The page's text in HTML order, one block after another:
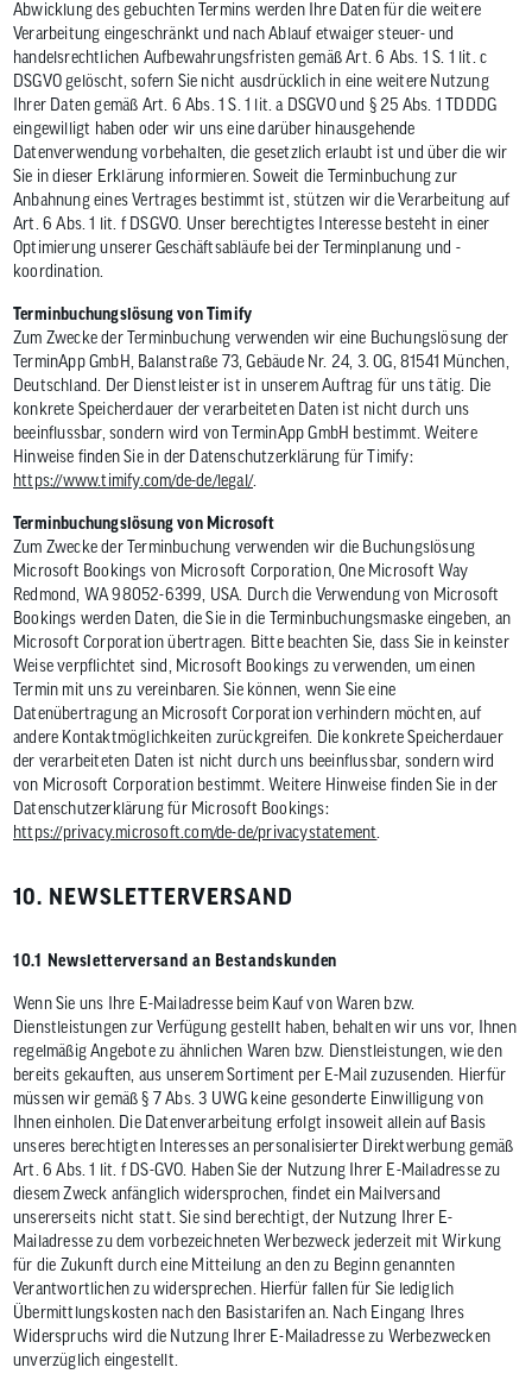
Abwicklung des gebuchten Termins werden Ihre Daten für die weitere
Verarbeitung eingeschränkt und nach Ablauf etwaiger steuer- und
handelsrechtlichen Aufbewahrungsfristen gemäß Art. 6 Abs. 1 S. 1 lit. c
DSGVO gelöscht, sofern Sie nicht ausdrücklich in eine weitere Nutzung
Ihrer Daten gemäß Art. 6 Abs. 1 S. 1 lit. a DSGVO und § 25 Abs. 1 TDDDG
eingewilligt haben oder wir uns eine darüber hinausgehende
Datenverwendung vorbehalten, die gesetzlich erlaubt ist und über die wir
Sie in dieser Erklärung informieren. Soweit die Terminbuchung zur
Anbahnung eines Vertrages bestimmt ist, stützen wir die Verarbeitung auf
Art. 6 Abs. 1 lit. f DSGVO. Unser berechtigtes Interesse besteht in einer
Optimierung unserer Geschäftsabläufe bei der Terminplanung und -
koordination.
Terminbuchungslösung von Timify
Zum Zwecke der Terminbuchung verwenden wir eine Buchungslösung der
TerminApp GmbH, Balanstraße 73, Gebäude Nr. 24, 3. OG, 81541 München,
Deutschland. Der Dienstleister ist in unserem Auftrag für uns tätig. Die
konkrete Speicherdauer der verarbeiteten Daten ist nicht durch uns
beeinflussbar, sondern wird von TerminApp GmbH bestimmt. Weitere
Hinweise finden Sie in der Datenschutzerklärung für Timify:
https://www.timify.com/de-de/legal/.
Terminbuchungslösung von Microsoft
Zum Zwecke der Terminbuchung verwenden wir die Buchungslösung
Microsoft Bookings von Microsoft Corporation, One Microsoft Way
Redmond, WA 98052-6399, USA. Durch die Verwendung von Microsoft
Bookings werden Daten, die Sie in die Terminbuchungsmaske eingeben, an
Microsoft Corporation übertragen. Bitte beachten Sie, dass Sie in keinster
Weise verpflichtet sind, Microsoft Bookings zu verwenden, um einen
Termin mit uns zu vereinbaren. Sie können, wenn Sie eine
Datenübertragung an Microsoft Corporation verhindern möchten, auf
andere Kontaktmöglichkeiten zurückgreifen. Die konkrete Speicherdauer
der verarbeiteten Daten ist nicht durch uns beeinflussbar, sondern wird
von Microsoft Corporation bestimmt. Weitere Hinweise finden Sie in der
Datenschutzerklärung für Microsoft Bookings:
https://privacy.microsoft.com/de-de/privacystatement
10. NEWSLETTERVERSAND
10.1 Newsletterversand an Bestandskunden
Wenn Sie uns Ihre E-Mailadresse beim Kauf von Waren bzw.
Dienstleistungen zur Verfügung gestellt haben, behalten wir uns vor, Ihnen
regelmäßig Angebote zu ähnlichen Waren bzw. Dienstleistungen, wie den
bereits gekauften, aus unserem Sortiment per E-Mail zuzusenden. Hierfür
müssen wir gemäß § 7 Abs. 3 UWG keine gesonderte Einwilligung von
Ihnen einholen. Die Datenverarbeitung erfolgt insoweit allein auf Basis
unseres berechtigten Interesses an personalisierter Direktwerbung gemäß
Art. 6 Abs. 1 lit. f DS-GVO. Haben Sie der Nutzung Ihrer E-Mailadresse zu
diesem Zweck anfänglich widersprochen, findet ein Mailversand
unsererseits nicht statt. Sie sind berechtigt, der Nutzung Ihrer E-
Mailadresse zu dem vorbezeichneten Werbezweck jederzeit mit Wirkung
für die Zukunft durch eine Mitteilung an den zu Beginn genannten
Verantwortlichen zu widersprechen. Hierfür fallen für Sie lediglich
Übermittlungskosten nach den Basistarifen an. Nach Eingang Ihres
Widerspruchs wird die Nutzung Ihrer E-Mailadresse zu Werbezwecken
unverzüglich eingestellt.